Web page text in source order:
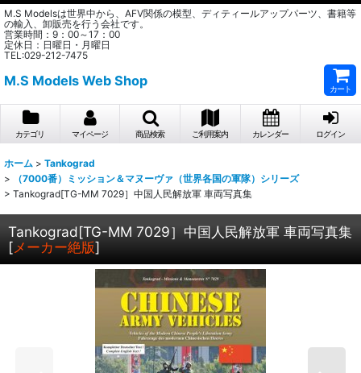
M.S Modelsは世界中から、AFV関係の模型、ディティールアップパーツ、書籍等
の輸入、卸販売を行う会社です。
営業時間：9：00～17：00
定休日：日曜日・月曜日
TEL:029-212-7475
M.S Models Web Shop
カート
カテゴリ マイページ 商品検索 ご利用案内 カレンダー ログイン
ホーム > Tankograd
>
（7000番）ミッション＆マヌーヴァ（世界各国の軍隊）シリーズ
> Tankograd[TG-MM 7029］中国人民解放軍 車両写真集
Tankograd[TG-MM 7029］中国人民解放軍 車両写真集
[メーカー絶版]